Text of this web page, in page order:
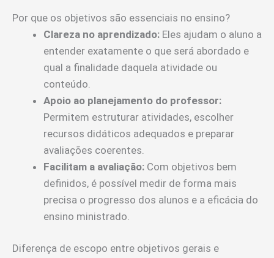
Por que os objetivos são essenciais no ensino?
Clareza no aprendizado: Eles ajudam o aluno a
entender exatamente o que será abordado e
qual a finalidade daquela atividade ou
conteúdo.
Apoio ao planejamento do professor:
Permitem estruturar atividades, escolher
recursos didáticos adequados e preparar
avaliações coerentes.
Facilitam a avaliação: Com objetivos bem
definidos, é possível medir de forma mais
precisa o progresso dos alunos e a eficácia do
ensino ministrado.
Diferença de escopo entre objetivos gerais e